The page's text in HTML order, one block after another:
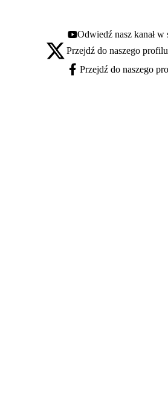
Youtube - otwiera się w nowej
Odwiedź nasz kanał w
X - otwiera się w nowej karcie
Przejdź do naszego
Facebook - otwiera się w nowej
Przejdź do naszego